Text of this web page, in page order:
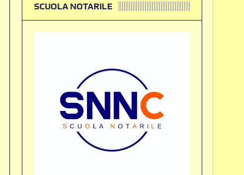
SCUOLA NOTARILE